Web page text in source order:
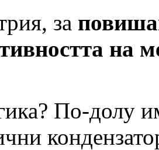
за
на
По-долу